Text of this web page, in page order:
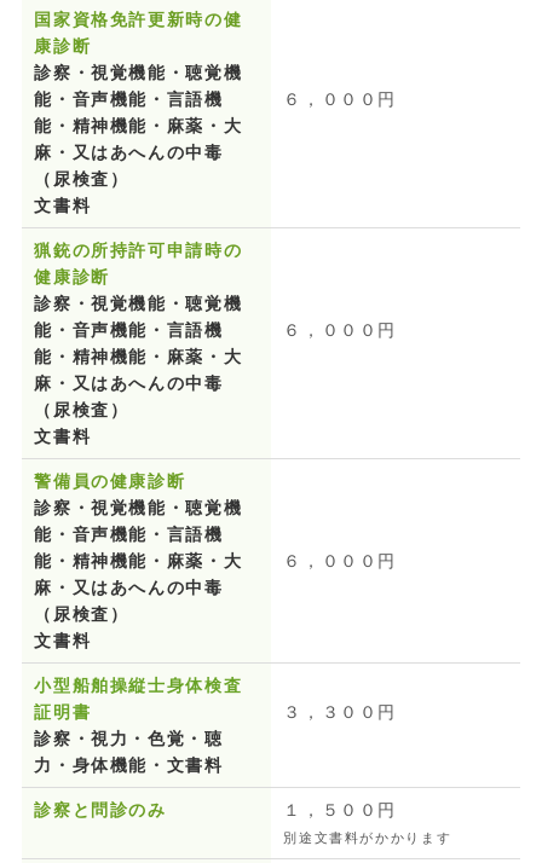
国家資格免許更新時の健
康診断
診察・視覚機能・聴覚機
能・音声機能・言語機
能・精神機能・麻薬・大
麻・又はあへんの中毒
（尿検査）
文書料
６，０００円
猟銃の所持許可申請時の
健康診断
診察・視覚機能・聴覚機
能・音声機能・言語機
能・精神機能・麻薬・大
麻・又はあへんの中毒
（尿検査）
文書料
６，０００円
警備員の健康診断
診察・視覚機能・聴覚機
能・音声機能・言語機
能・精神機能・麻薬・大
麻・又はあへんの中毒
（尿検査）
文書料
６，０００円
小型船舶操縦士身体検査
証明書
診察・視力・色覚・聴
力・身体機能・文書料
３，３００円
診察と問診のみ １，５００円
別途文書料がかかります